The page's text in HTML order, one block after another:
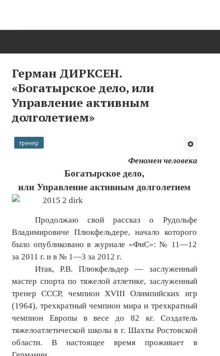
Нас поздравляют...
Там, где мы бывали...
О журнале
Памяти Игоря Сосновского
Презентация новых книг
Нам пишут
Политика обработки персональных данных
Согласие на обработку персональных данных
АРХИВ
№ 10
№ 11
Герман ДИРКСЕН.
«Богатырское дело, или
Управление активным
долголетием»
тренер
Феномен человека
Богатырское дело,
или Управление активным долголетием
Продолжаю свой рассказ о Рудольфе
Владимировиче Плюкфельдере, начало которого
было опубликовано в журнале «ФиС»: № 11—12
за 2011 г. и в № 1—3 за 2012 г.
Итак, Р.В. Плюкфельдер — заслуженный
мастер спорта по тяжелой атлетике, заслуженный
тренер СССР, чемпион XVIII Олимпийских игр
(1964), трехкратный чемпион мира и трехкратный
чемпион Европы в весе до 82 кг. Создатель
тяжелоатлетической школы в г. Шахты Ростовской
области. В настоящее время проживает в